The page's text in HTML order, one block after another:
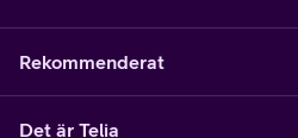
Rekommenderat
Det är Telia